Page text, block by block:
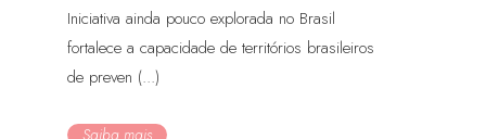
Iniciativa ainda pouco explorada no Brasil
fortalece a capacidade de territórios brasileiros
de preven (...)
Saiba mais